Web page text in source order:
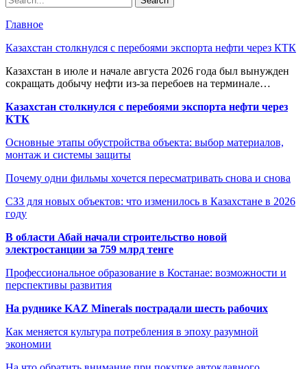
Главное
Казахстан столкнулся с перебоями экспорта нефти через КТК
Казахстан в июле и начале августа 2026 года был вынужден
сокращать добычу нефти из-за перебоев на терминале…
Казахстан столкнулся с перебоями экспорта нефти через
КТК
Основные этапы обустройства объекта: выбор материалов,
монтаж и системы защиты
Почему одни фильмы хочется пересматривать снова и снова
СЗЗ для новых объектов: что изменилось в Казахстане в 2026
году
В области Абай начали строительство новой
электростанции за 759 млрд тенге
Профессиональное образование в Костанае: возможности и
перспективы развития
На руднике KAZ Minerals пострадали шесть рабочих
Как меняется культура потребления в эпоху разумной
экономии